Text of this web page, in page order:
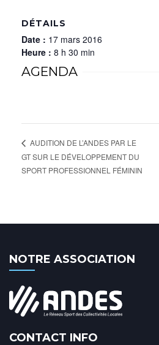
DÉTAILS
Date : 17 mars 2016
Heure : 8 h 30 min
AGENDA
AUDITION DE L’ANDES PAR LE
GT SUR LE DÉVELOPPEMENT DU
SPORT PROFESSIONNEL FÉMININ
NOTRE ASSOCIATION
CONTACT INFO